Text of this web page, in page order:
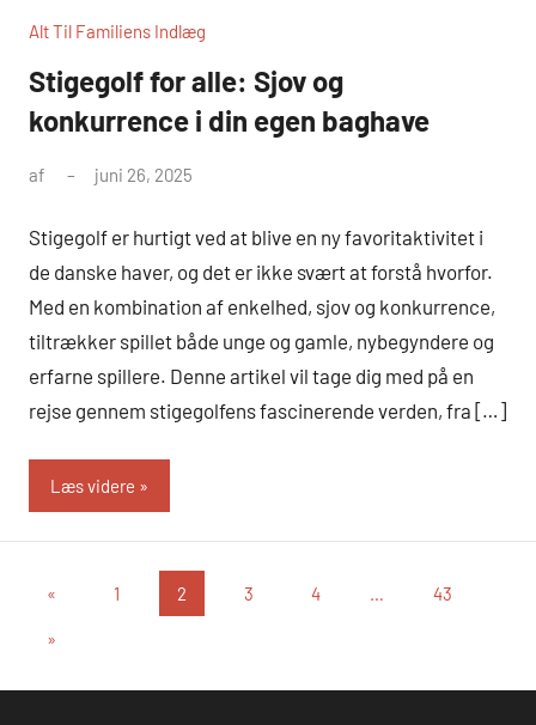
Alt Til Familiens Indlæg
Stigegolf for alle: Sjov og
konkurrence i din egen baghave
af juni 26, 2025
Stigegolf er hurtigt ved at blive en ny favoritaktivitet i
de danske haver, og det er ikke svært at forstå hvorfor.
Med en kombination af enkelhed, sjov og konkurrence,
tiltrækker spillet både unge og gamle, nybegyndere og
erfarne spillere. Denne artikel vil tage dig med på en
rejse gennem stigegolfens fascinerende verden, fra […]
Læs videre
Indlægsinddeling
« 1 2 3 4 … 43
Næste
»